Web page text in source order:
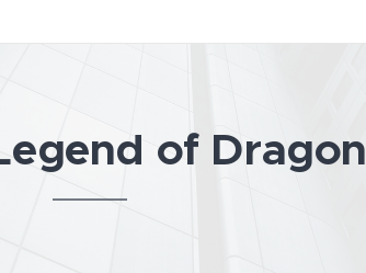
of Dragon